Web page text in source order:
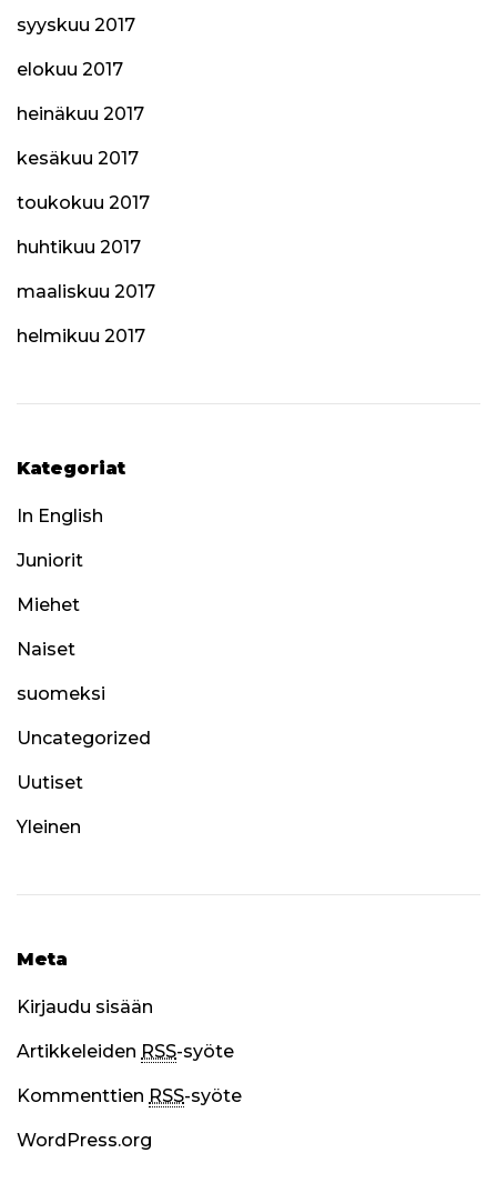
syyskuu 2017
elokuu 2017
heinäkuu 2017
kesäkuu 2017
toukokuu 2017
huhtikuu 2017
maaliskuu 2017
helmikuu 2017
Kategoriat
In English
Juniorit
Miehet
Naiset
suomeksi
Uncategorized
Uutiset
Yleinen
Meta
Kirjaudu sisään
Artikkeleiden RSS-syöte
Kommenttien RSS-syöte
WordPress.org